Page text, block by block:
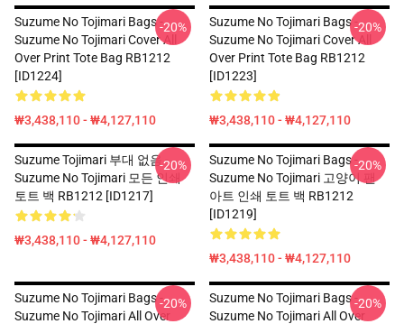
Suzume No Tojimari Bags -
Suzume No Tojimari Cover All
Over Print Tote Bag RB1212
[ID1224]
₩3,438,110 - ₩4,127,110
-20%
Suzume No Tojimari Bags -
Suzume No Tojimari Cover All
Over Print Tote Bag RB1212
[ID1223]
₩3,438,110 - ₩4,127,110
-20%
Suzume Tojimari 부대 없음 -
Suzume No Tojimari 모든 인쇄
토트 백 RB1212 [ID1217]
₩3,438,110 - ₩4,127,110
-20%
Suzume No Tojimari Bags -
Suzume No Tojimari 고양이 팬
아트 인쇄 토트 백 RB1212
[ID1219]
₩3,438,110 - ₩4,127,110
-20%
Suzume No Tojimari Bags -
Suzume No Tojimari All Over
-20%
Suzume No Tojimari Bags -
Suzume No Tojimari All Over
-20%